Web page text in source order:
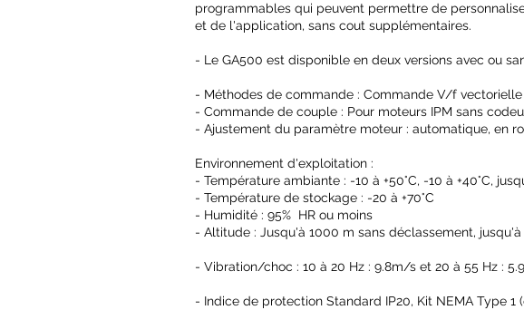
programmables qui peuvent permettre de
et de l'application, sans cout supplémentaires.
- Le GA500 est disponible en deux versions avec ou
- Méthodes de commande : Commande V/f
- Commande de couple : Pour moteurs IPM sans
- Ajustement du paramètre moteur : automatique, en
Environnement d'exploitation :
- Température ambiante : -10 à +50°C, -10 à +40°C,
- Température de stockage : -20 à +70°C
- Humidité : 95% HR ou moins
- Altitude : Jusqu'à 1000 m sans déclassement,
- Vibration/choc : 10 à 20 Hz : 9.8m/s et 20 à 55 Hz :
- Indice de protection Standard IP20, Kit NEMA Type 1